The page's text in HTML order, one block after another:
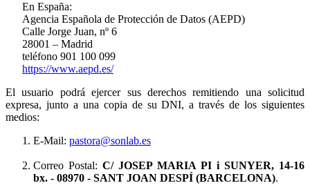
En España:
Agencia Española de Protección de Datos (AEPD)
Calle Jorge Juan, nº 6
28001 – Madrid
teléfono 901 100 099
https://www.aepd.es/
El usuario podrá ejercer sus derechos remitiendo una solicitud
expresa, junto a una copia de su DNI, a través de los siguientes
medios:
E-Mail: pastora@sonlab.es
Correo Postal: C/ JOSEP MARIA PI i SUNYER, 14-16
bx. - 08970 - SANT JOAN DESPÍ (BARCELONA).